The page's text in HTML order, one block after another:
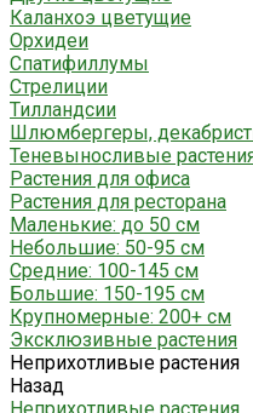
Каланхоэ цветущие
Орхидеи
Спатифиллумы
Стрелиции
Тилландсии
Шлюмбергеры,
Теневыносливые
Растения для офиса
Растения для ресторана
Маленькие: до 50 см
Небольшие: 50-95 см
Средние: 100-145 см
Большие: 150-195 см
Крупномерные: 200+ см
Эксклюзивные растения
Неприхотливые растения
Назад